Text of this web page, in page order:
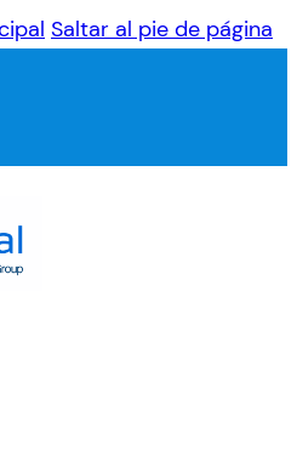
Saltar al pie de página